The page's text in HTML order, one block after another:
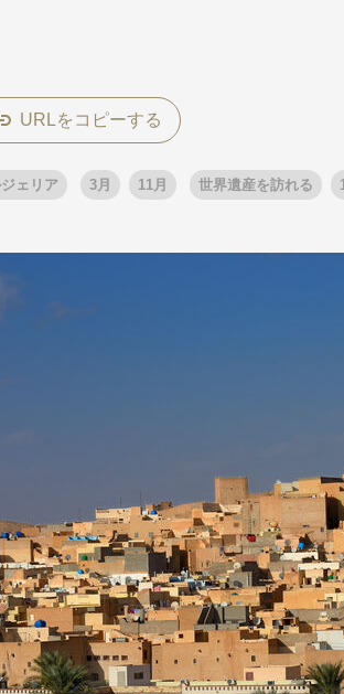
ア
月 3月 4月 5月 6月 7月
名
一都市滞在
会社で行く
世界遺産を訪れる
1度
に出合う
オーロラ クルーズ 音
葉
鉄道の旅
ハイキング・トレッキ
ド・講師同行の旅
1名様からの旅
ミエール（エールフランス航空）
ア
旅行
1月 8月 9月 10月
TWILIGHT
の味覚を味わう
アドベンチャーツー
芸術鑑賞（美術、音楽）・講師同行の旅
ェリア 3月 11月 世界遺産を訪れる